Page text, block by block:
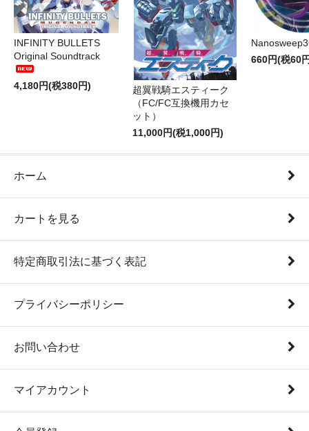
INFINITY BULLETS
Original Soundtrack
4,180円(税380円)
超翼戦騎エスティーク
（FC/FC互換機用カセ
ット）
11,000円(税1,000円)
660円(税60
ホーム
カートを見る
特定商取引法に基づく表記
プライバシーポリシー
お問い合わせ
マイアカウント